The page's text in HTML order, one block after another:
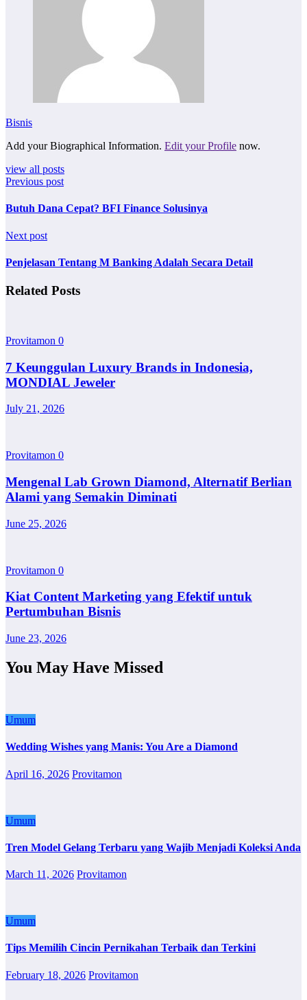
Bisnis
Add your Biographical Information. Edit your Profile now.
view all posts
Previous post
Butuh Dana Cepat? BFI Finance Solusinya
Next post
Penjelasan Tentang M Banking Adalah Secara Detail
Related Posts
Provitamon 0
7 Keunggulan Luxury Brands in Indonesia,
MONDIAL Jeweler
July 21, 2026
Provitamon 0
Mengenal Lab Grown Diamond, Alternatif Berlian
Alami yang Semakin Diminati
June 25, 2026
Provitamon 0
Kiat Content Marketing yang Efektif untuk
Pertumbuhan Bisnis
June 23, 2026
You May Have Missed
Umum
Wedding Wishes yang Manis: You Are a Diamond
April 16, 2026 Provitamon
Umum
Tren Model Gelang Terbaru yang Wajib Menjadi Koleksi Anda
March 11, 2026 Provitamon
Umum
Tips Memilih Cincin Pernikahan Terbaik dan Terkini
February 18, 2026 Provitamon